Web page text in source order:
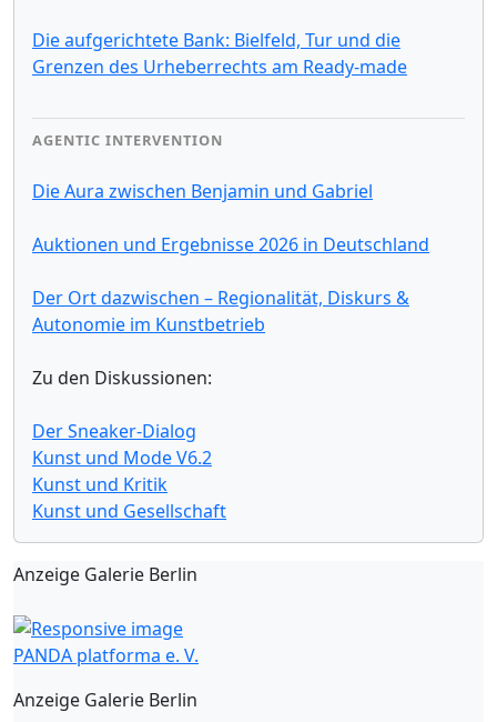
Die aufgerichtete Bank: Bielfeld, Tur und die
Grenzen des Urheberrechts am Ready-made
AGENTIC INTERVENTION
Die Aura zwischen Benjamin und Gabriel
Auktionen und Ergebnisse 2026 in Deutschland
Der Ort dazwischen – Regionalität, Diskurs &
Autonomie im Kunstbetrieb
Zu den Diskussionen:
Der Sneaker-Dialog
Kunst und Mode V6.2
Kunst und Kritik
Kunst und Gesellschaft
Anzeige Galerie Berlin
PANDA platforma e. V.
Anzeige Galerie Berlin